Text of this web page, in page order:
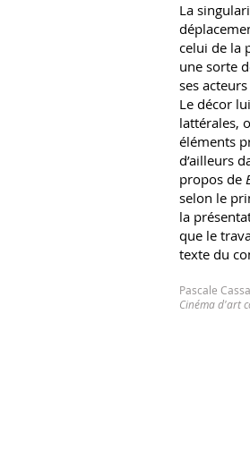
La
celui de la
une sorte
ses
Le décor
lattérales,
éléments
d’ailleurs
propos de
selon le
la
que le
texte du
Pascale
Cinéma d'art